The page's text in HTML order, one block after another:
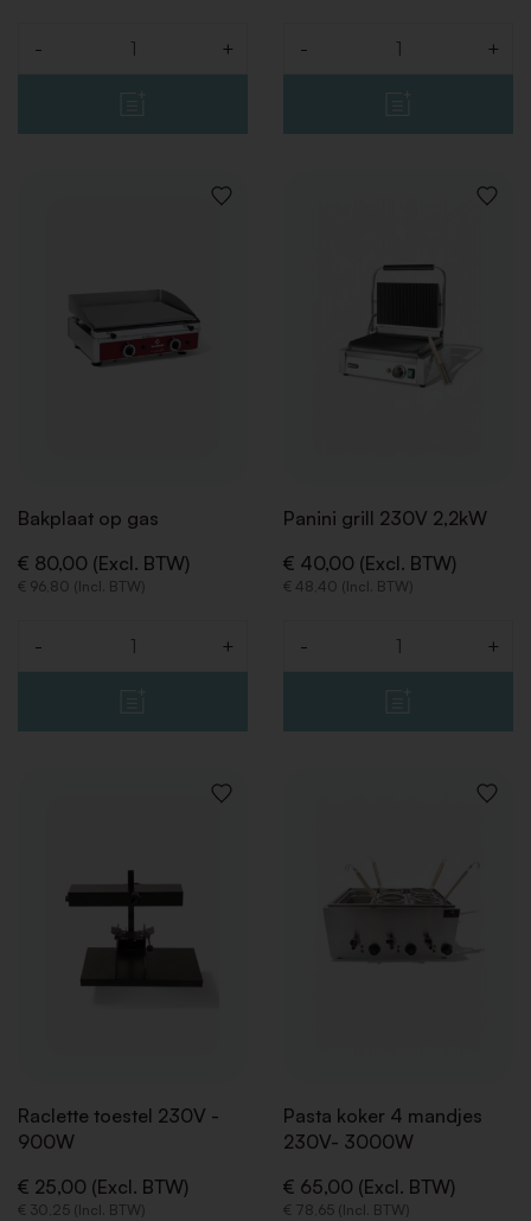
- + - +
VOEG
Bakplaat op gas
€ 80,00 (Excl. BTW)
€ 96,80 (Incl. BTW)
- +
VOEG
Panini grill 230V 2,2kW
€ 40,00 (Excl. BTW)
€ 48,40 (Incl. BTW)
- +
VOEG
Raclette toestel 230V -
900W
€ 25,00 (Excl. BTW)
€ 30,25 (Incl. BTW)
VOEG
Pasta koker 4 mandjes
230V- 3000W
€ 65,00 (Excl. BTW)
€ 78,65 (Incl. BTW)